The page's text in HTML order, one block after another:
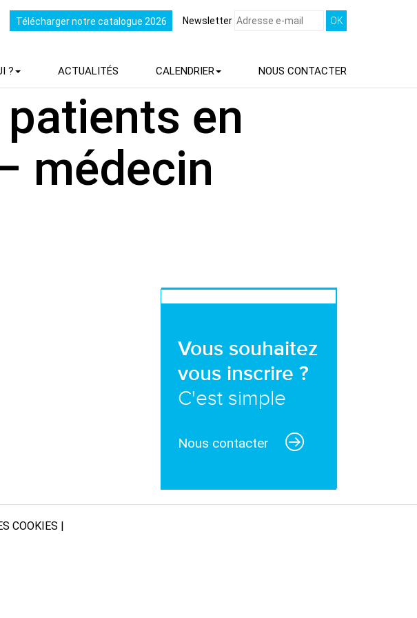
Télécharger notre catalogue 2026 Newsletter
? ACTUALITÉS CALENDRIER NOUS CONTACTER
en
médecin
Vous souhaitez
vous inscrire ?
C'est simple
Nous contacter
COOKIES